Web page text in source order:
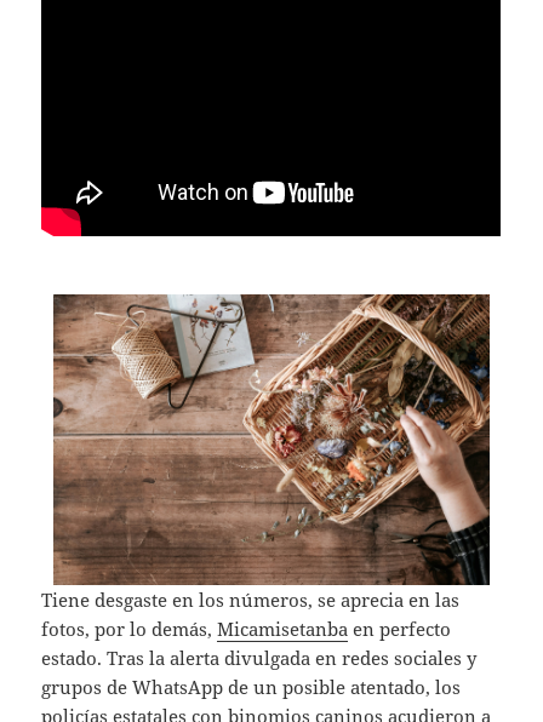
Tiene desgaste en los números, se aprecia en las
fotos, por lo demás,Micamisetanba en perfecto
estado. Tras la alerta divulgada en redes sociales y
grupos de WhatsApp de un posible atentado, los
policías estatales con binomios caninos acudieron a